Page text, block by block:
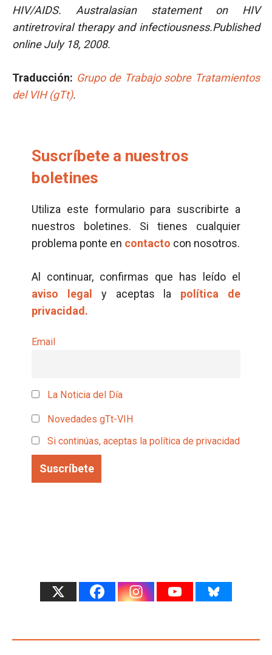
HIV/AIDS. Australasian statement on HIV
antiretroviral therapy and infectiousness.Published
online July 18, 2008.
Traducción: Grupo de Trabajo sobre Tratamientos
del VIH (gTt).
Suscríbete a nuestros
boletines
Utiliza este formulario para suscribirte a
nuestros boletines. Si tienes cualquier
problema ponte en contacto con nosotros.
Al continuar, confirmas que has leído el
aviso legal
y aceptas la política de
privacidad.
Email
La Noticia del Día
Novedades gTt-VIH
Si continúas, aceptas la política de privacidad